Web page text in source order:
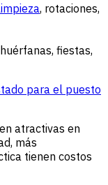
, rotaciones,
fiestas,
para el puesto
atractivas en
más
tienen costos